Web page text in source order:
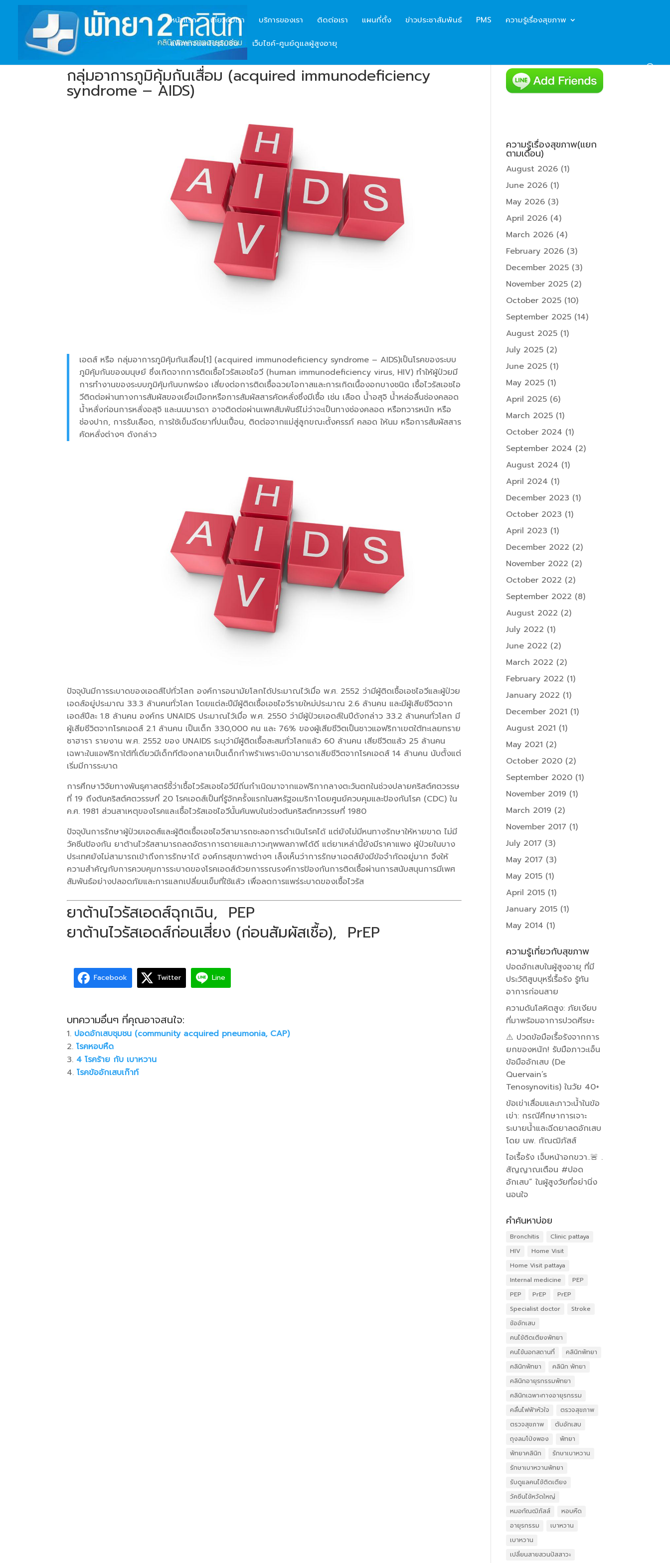
หน้าแรก เกี่ยวกับเรา บริการของเรา ติดต่อเรา แผนที่ตั้ง ข่าวประชาสัมพันธ์ PMS ความรู้เรื่องสุขภาพ
แพ็คเกจและโปรโมชั่น เว็บไซค์-ศูนย์ดูแลผู้สูงอายุ
กลุ่มอาการภูมิคุ้มกันเสื่อม (acquired immunodeficiency
syndrome – AIDS)
เอดส์ หรือ กลุ่มอาการภูมิคุ้มกันเสื่อม[1] (acquired immunodeficiency syndrome – AIDS)เป็นโรคของระบบ
ภูมิคุ้มกันของมนุษย์ ซึ่งเกิดจากการติดเชื้อไวรัสเอชไอวี (human immunodeficiency virus, HIV) ทำให้ผู้ป่วยมี
การทำงานของระบบภูมิคุ้มกันบกพร่อง เสี่ยงต่อการติดเชื้อฉวยโอกาสและการเกิดเนื้องอกบางชนิด เชื้อไวรัสเอชไอ
วีติดต่อผ่านทางการสัมผัสของเยื่อเมือกหรือการสัมผัสสารคัดหลั่งซึ่งมีเชื้อ เช่น เลือด น้ำอสุจิ น้ำหล่อลื่นช่องคลอด
น้ำหลั่งก่อนการหลั่งอสุจิ และนมมารดา อาจติดต่อผ่านเพศสัมพันธ์ไม่ว่าจะเป็นทางช่องคลอด หรือทวารหนัก หรือ
ช่องปาก, การรับเลือด, การใช้เข็มฉีดยาที่ปนเปื้อน, ติดต่อจากแม่สู่ลูกขณะตั้งครรภ์ คลอด ให้นม หรือการสัมผัสสาร
คัดหลั่งต่างๆ ดังกล่าว
ปัจจุบันมีการระบาดของเอดส์ไปทั่วโลก องค์การอนามัยโลกได้ประมาณไว้เมื่อ พ.ศ. 2552 ว่ามีผู้ติดเชื้อเอชไอวีและผู้ป่วย
เอดส์อยู่ประมาณ 33.3 ล้านคนทั่วโลก โดยแต่ละปีมีผู้ติดเชื้อเอชไอวีรายใหม่ประมาณ 2.6 ล้านคน และมีผู้เสียชีวิตจาก
เอดส์ปีละ 1.8 ล้านคน องค์กร UNAIDS ประมาณไว้เมื่อ พ.ศ. 2550 ว่ามีผู้ป่วยเอดส์ในปีดังกล่าว 33.2 ล้านคนทั่วโลก มี
ผู้เสียชีวิตจากโรคเอดส์ 2.1 ล้านคน เป็นเด็ก 330,000 คน และ 76% ของผู้เสียชีวิตเป็นชาวแอฟริกาเขตใต้ทะเลยทราย
ซาฮารา รายงาน พ.ศ. 2552 ของ UNAIDS ระบุว่ามีผู้ติดเชื้อสะสมทั่วโลกแล้ว 60 ล้านคน เสียชีวิตแล้ว 25 ล้านคน
เฉพาะในแอฟริกาใต้ที่เดียวมีเด็กทีต้องกลายเป็นเด็กกำพร้าเพราะบิดามารดาเสียชีวิตจากโรคเอดส์ 14 ล้านคน นับตั้งแต่
เริ่มมีการระบาด
การศึกษาวิจัยทางพันธุศาสตร์ชี้ว่าเชื้อไวรัสเอชไอวีมีถิ่นกำเนิดมาจากแอฟริกากลางตะวันตกในช่วงปลายคริสต์ศตวรรษ
ที่ 19 ถึงต้นคริสต์ศตวรรษที่ 20 โรคเอดส์เป็นที่รู้จักครั้งแรกในสหรัฐอเมริกาโดยศูนย์ควบคุมและป้องกันโรค (CDC) ใน
ค.ศ. 1981 ส่วนสาเหตุของโรคและเชื้อไวรัสเอชไอวีนั้นค้นพบในช่วงต้นคริสต์ทศวรรษที่ 1980
ปัจจุบันการรักษาผู้ป่วยเอดส์และผู้ติดเชื้อเอชไอวีสามารถชะลอการดำเนินโรคได้ แต่ยังไม่มีหนทางรักษาให้หายขาด ไม่มี
วัคซีนป้องกัน ยาต้านไวรัสสามารถลดอัตราการตายและภาวะทุพพลภาพได้ดี แต่ยาเหล่านี้ยังมีราคาแพง ผู้ป่วยในบาง
ประเทศยังไม่สามารถเข้าถึงการรักษาได้ องค์กรสุขภาพต่างๆ เล็งเห็นว่าการรักษาเอดส์ยังมีข้อจำกัดอยู่มาก จึงให้
ความสำคัญกับการควบคุมการระบาดของโรคเอดส์ด้วยการรณรงค์การป้องกันการติดเชื้อผ่านการสนับสนุนการมีเพศ
สัมพันธ์อย่างปลอดภัยและการแลกเปลี่ยนเข็มที่ใช้แล้ว เพื่อลดการแพร่ระบาดของเชื้อไวรัส
ยาต้านไวรัสเอดส์ฉุกเฉิน, PEP
ยาต้านไวรัสเอดส์ก่อนเสี่ยง (ก่อนสัมผัสเชื้อ), PrEP
Facebook Twitter Line
บทความอื่นๆ ที่คุณอาจสนใจ:
ปอดอักเสบชุมชน (community acquired pneumonia, CAP)
โรคหอบหืด
4 โรคร้าย กับ เบาหวาน
โรคข้ออักเสบเก๊าท์
ความรู้เรื่องสุขภาพ(แยก
ตามเดือน)
August 2026 (1)
June 2026 (1)
May 2026 (3)
April 2026 (4)
March 2026 (4)
February 2026 (3)
December 2025 (3)
November 2025 (2)
October 2025 (10)
September 2025 (14)
August 2025 (1)
July 2025 (2)
June 2025 (1)
May 2025 (1)
April 2025 (6)
March 2025 (1)
October 2024 (1)
September 2024 (2)
August 2024 (1)
April 2024 (1)
December 2023 (1)
October 2023 (1)
April 2023 (1)
December 2022 (2)
November 2022 (2)
October 2022 (2)
September 2022 (8)
August 2022 (2)
July 2022 (1)
June 2022 (2)
March 2022 (2)
February 2022 (1)
January 2022 (1)
December 2021 (1)
August 2021 (1)
May 2021 (2)
October 2020 (2)
September 2020 (1)
November 2019 (1)
March 2019 (2)
November 2017 (1)
July 2017 (3)
May 2017 (3)
May 2015 (1)
April 2015 (1)
January 2015 (1)
May 2014 (1)
ความรู้เกี่ยวกับสุขภาพ
ปอดอักเสบในผู้สูงอายุ ที่มี
ประวัติสูบบุหรี่เรื้อรัง รู้ทัน
อาการก่อนสาย
ความดันโลหิตสูง: ภัยเงียบ
ที่มาพร้อมอาการปวดศีรษะ
⚠️ ปวดข้อมือเรื้อรังจากการ
ยกของหนัก! รับมือภาวะเอ็น
ข้อมืออักเสบ (De
Quervain’s
Tenosynovitis) ในวัย 40+
ข้อเข่าเสื่อมและภาวะน้ำในข้อ
เข่า: กรณีศึกษาการเจาะ
ระบายน้ำและฉีดยาลดอักเสบ
โดย นพ. กัณฒิภัสส์
ไอเรื้อรัง เจ็บหน้าอกขวา..🚨 .
สัญญาณเตือน #ปอด
อักเสบ” ในผู้สูงวัยที่อย่านิ่ง
นอนใจ
คำค้นหาบ่อย
Bronchitis
Clinic pattaya
HIV
Home Visit
Home Visit pattaya
Internal medicine
PEP
PEP
PrEP
PrEP
Specialist doctor
Stroke
ข้ออักเสบ
คนไข้ติดเตียงพัทยา
คนไข้นอกสถานที่
คลินิกพัทยา
คลินิกพัทยา
คลินิก พัทยา
คลินิกอายุรกรรมพัทยา
คลินิกเฉพาะทางอายุรกรรม
คลื่นไฟฟ้าหัวใจ
ตรวจสุขภาพ
ตรวจสุขภาพ
ตับอักเสบ
ถุงลมโป่งพอง
พัทยา
พัทยาคลินิก
รักษาเบาหวาน
รักษาเบาหวานพัทยา
รับดูแลคนไข้ติดเตียง
วัคซีนไข้หวัดใหญ่
หมอกัณฒิภัสส์
หอบหืด
อายุรกรรม
เบาหวาน
เบาหวาน
เปลี่ยนสายสวนปัสสาวะ